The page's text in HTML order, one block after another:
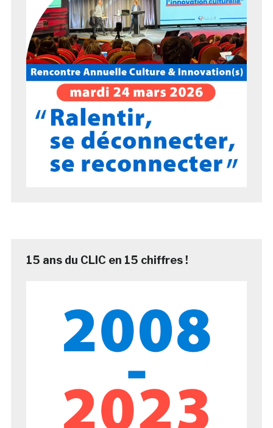
15 ans du CLIC en 15 chiffres !